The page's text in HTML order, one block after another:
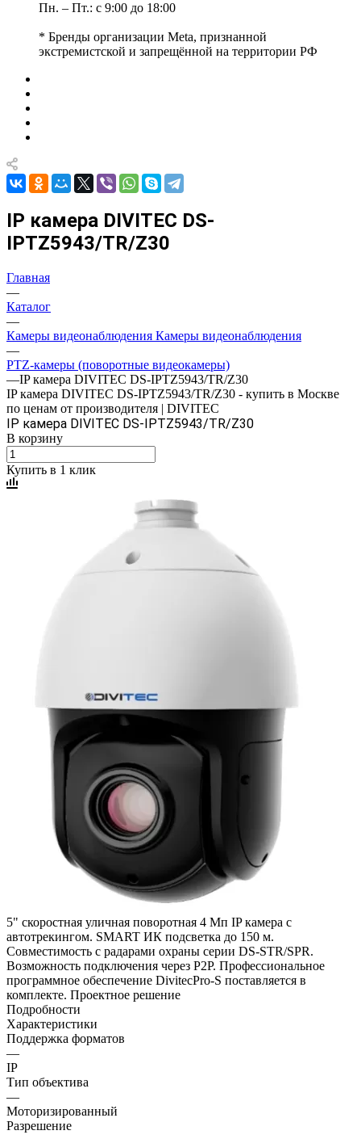
Пн. – Пт.: с 9:00 до 18:00
* Бренды организации Meta, признанной
экстремистской и запрещённой на территории РФ
IP камера DIVITEC DS-
IPTZ5943/TR/Z30
Главная
—
Каталог
—
Камеры видеонаблюдения Камеры видеонаблюдения
—
PTZ-камеры (поворотные видеокамеры)
—IP камера DIVITEC DS-IPTZ5943/TR/Z30
IP камера DIVITEC DS-IPTZ5943/TR/Z30 - купить в Москве
по ценам от производителя | DIVITEC
IP камера DIVITEC DS-IPTZ5943/TR/Z30
В корзину
Купить в 1 клик
5" скоростная уличная поворотная 4 Мп IP камера с
автотрекингом. SMART ИК подсветка до 150 м.
Совместимость с радарами охраны серии DS-STR/SPR.
Возможность подключения через P2P. Профессиональное
программное обеспечение DivitecPro-S поставляется в
комплекте. Проектное решение
Подробности
Характеристики
Поддержка форматов
—
IP
Тип объектива
—
Моторизированный
Разрешение